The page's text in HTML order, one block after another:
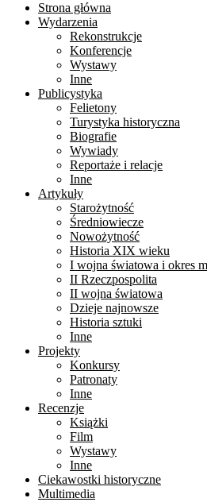
Strona główna
Wydarzenia
Rekonstrukcje
Konferencje
Wystawy
Inne
Publicystyka
Felietony
Turystyka historyczna
Biografie
Wywiady
Reportaże i relacje
Inne
Artykuły
Starożytność
Średniowiecze
Nowożytność
Historia XIX wieku
I wojna światowa i okres
II Rzeczpospolita
II wojna światowa
Dzieje najnowsze
Historia sztuki
Inne
Projekty
Konkursy
Patronaty
Inne
Recenzje
Książki
Film
Wystawy
Inne
Ciekawostki historyczne
Multimedia